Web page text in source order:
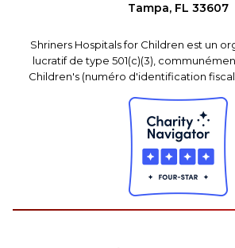
Tampa, FL 33607
Shriners Hospitals for Children est un
lucratif de type 501(c)(3),
Children's (numéro d'identification